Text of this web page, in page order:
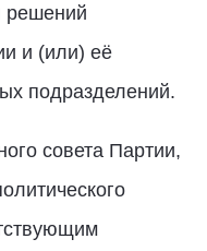
решений
и (или) её
подразделений.
совета Партии,